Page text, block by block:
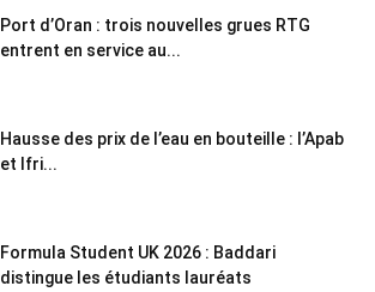
Port d’Oran : trois nouvelles grues RTG
entrent en service au...
Hausse des prix de l’eau en bouteille : l’Apab
et Ifri...
Formula Student UK 2026 : Baddari
distingue les étudiants lauréats